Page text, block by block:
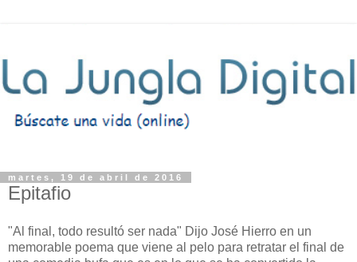
martes, 19 de abril de 2016
Epitafio
"Al final, todo resultó ser nada" Dijo José Hierro en un
memorable poema que viene al pelo para retratar el final de